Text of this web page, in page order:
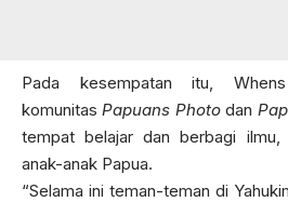
Pada kesempatan itu,
komunitasPapuans Photodan
tempat belajar dan berbagi
anak-anak Papua.
“Selama ini teman-teman di